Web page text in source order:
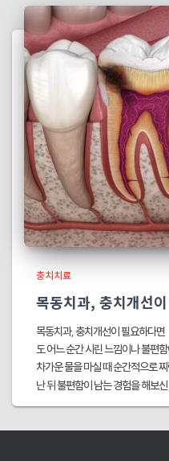
충치치료
목동치과, 충치개선
목동치과, 충치개선이 필요하다
도 어느 순간 시린 느낌이나 불편
차가운 물을 마실 때 순간적으로
난 뒤 불편함이 남는 경험을 해보신